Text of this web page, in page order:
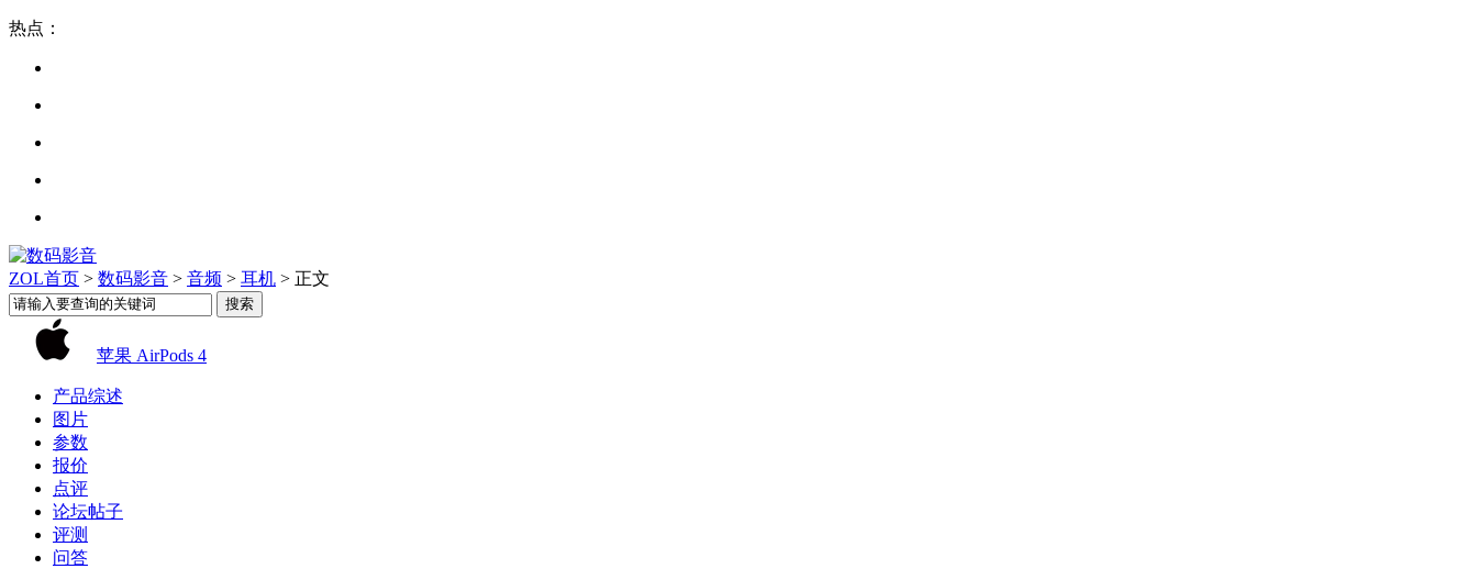
热点：
ZOL首页 > 数码影音 > 音频 > 耳机 > 正文
苹果 AirPods 4
产品综述
图片
参数
报价
点评
论坛帖子
评测
问答